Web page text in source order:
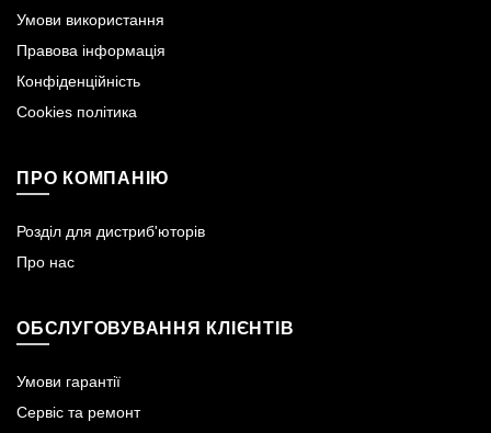
Умови використання
Правова інформація
Конфіденційність
Cookies політика
ПРО КОМПАНІЮ
Розділ для дистриб'юторів
Про нас
ОБСЛУГОВУВАННЯ КЛІЄНТІВ
Умови гарантії
Сервіс та ремонт